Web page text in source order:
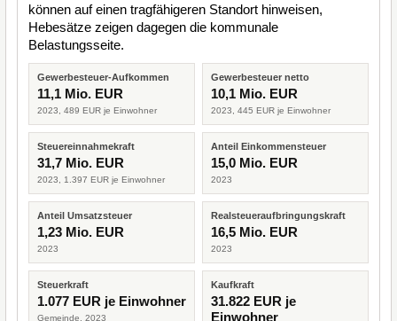
können auf einen tragfähigeren Standort hinweisen,
Hebesätze zeigen dagegen die kommunale
Belastungsseite.
Gewerbesteuer-Aufkommen
11,1 Mio. EUR
2023, 489 EUR je Einwohner
Gewerbesteuer netto
10,1 Mio. EUR
2023, 445 EUR je Einwohner
Steuereinnahmekraft
31,7 Mio. EUR
2023, 1.397 EUR je Einwohner
Anteil Einkommensteuer
15,0 Mio. EUR
2023
Anteil Umsatzsteuer
1,23 Mio. EUR
2023
Realsteueraufbringungskraft
16,5 Mio. EUR
2023
Steuerkraft
1.077 EUR je Einwohner
Gemeinde, 2023
Kaufkraft
31.822 EUR je
Einwohner